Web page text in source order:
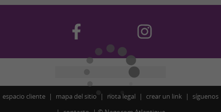
espacio cliente mapa del sitio nota legal crear un link
síguenos